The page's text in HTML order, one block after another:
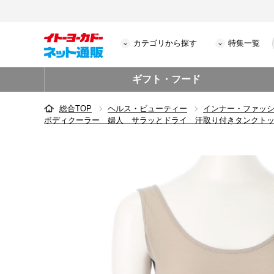
カテゴリから探す 特集一覧
ギフト・フード
総合TOP ヘルス・ビューティー
インナー・ファッ
ボディクーラー 婦人 サラッとドライ 汗取り付きタンクトッ